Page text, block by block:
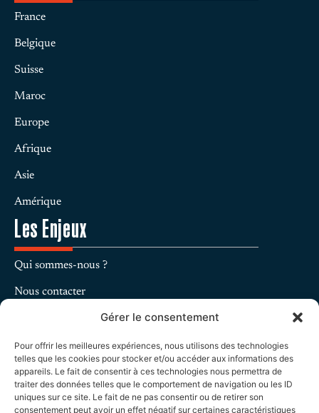
Gérer le consentement
Pour offrir les meilleures expériences, nous utilisons des technologies
telles que les cookies pour stocker et/ou accéder aux informations des
appareils. Le fait de consentir à ces technologies nous permettra de
traiter des données telles que le comportement de navigation ou les ID
uniques sur ce site. Le fait de ne pas consentir ou de retirer son
consentement peut avoir un effet négatif sur certaines caractéristiques
France
Belgique
Suisse
Maroc
Europe
Afrique
Asie
Amérique
Les Enjeux
Qui sommes-nous ?
Nous contacter
Mentions légales
Protection des données personnelles
Politique de cookies